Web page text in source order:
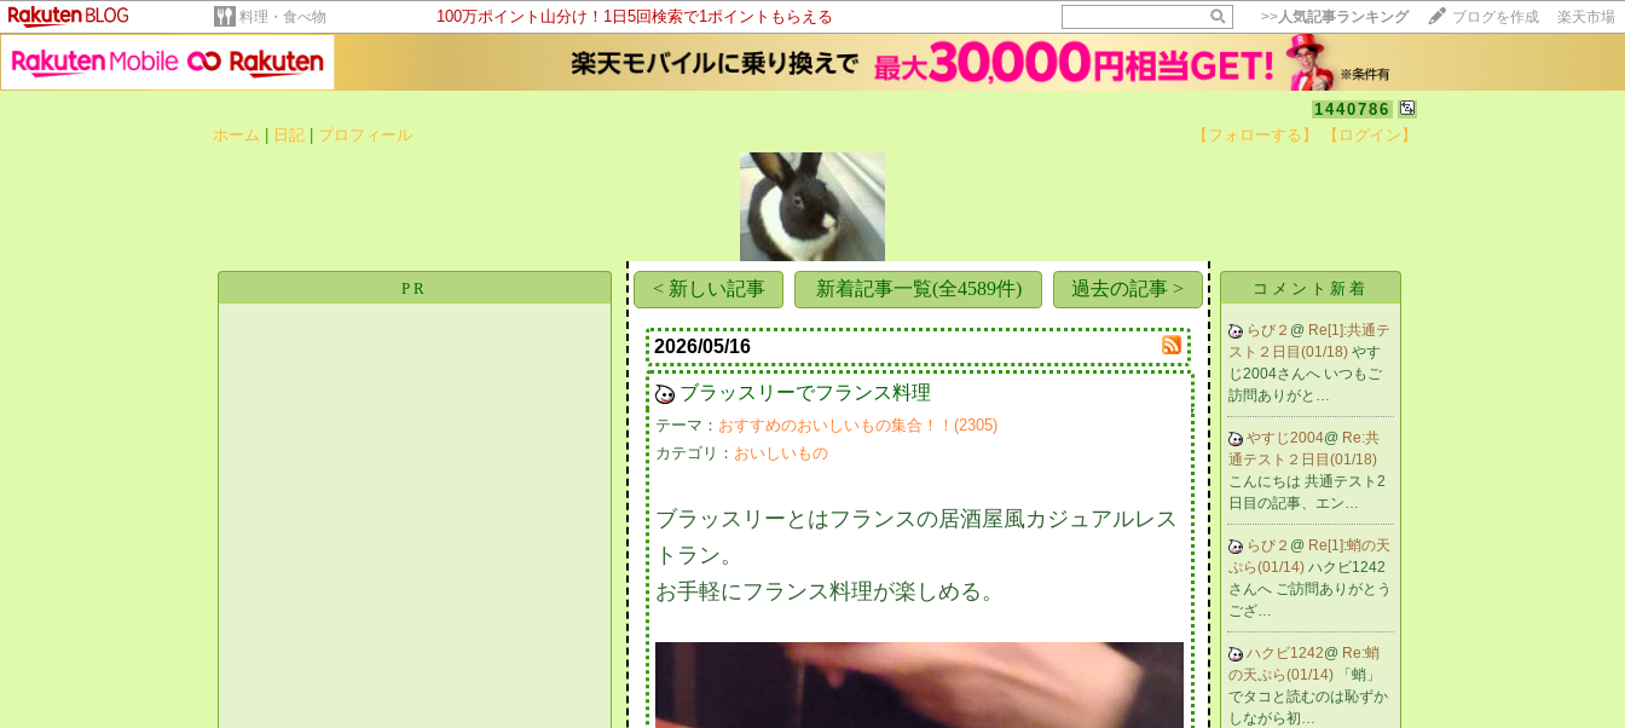
料理・食べ物 100万ポイント山分け！1日5回検索で1ポイントもらえる >>人気記事ランキング ブログを作成 楽天市場
1440786
ホーム
日記 プロフィール 【フォローする】 【ログイン】
PR < 新しい記事 新着記事一覧(全4589件) 過去の記事 >
2026/05/16
ブラッスリーでフランス料理
テーマ： おすすめのおいしいもの集合！！(2305)
カテゴリ： おいしいもの
ブラッスリーとはフランスの居酒屋風カジュアルレス
トラン。
お手軽にフランス料理が楽しめる。
コメント新着
らび２ @ Re[1]:共通テ
スト２日目(01/18) やす
じ2004さんへ いつもご
訪問ありがと…
やすじ2004@ Re:共
通テスト２日目(01/18)
こんにちは 共通テスト2
日目の記事、エン…
らび２ @ Re[1]:蛸の天
ぷら(01/14) ハクビ1242
さんへ ご訪問ありがとう
ござ…
ハクビ1242@ Re:蛸
の天ぷら(01/14)
「蛸」
でタコと読むのは恥ずか
しながら初…